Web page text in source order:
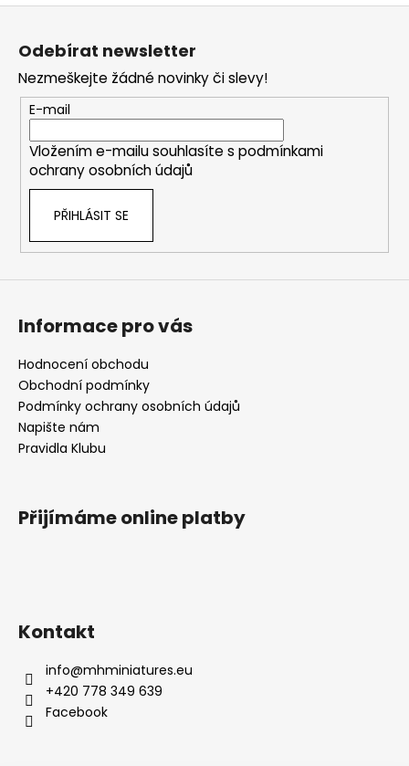
Z
Odebírat newsletter
Nezmeškejte žádné novinky či slevy!
E-mail
Vložením e-mailu souhlasíte s podmínkami
ochrany osobních údajů
PŘIHLÁSIT SE
Informace pro vás
Hodnocení obchodu
Obchodní podmínky
Podmínky ochrany osobních údajů
Napište nám
Pravidla Klubu
Přijímáme online platby
Kontakt
info@mhminiatures.eu
+420 778 349 639
Facebook